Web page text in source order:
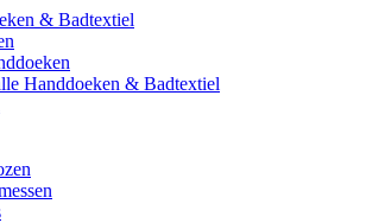
& Badtextiel
Handdoeken & Badtextiel